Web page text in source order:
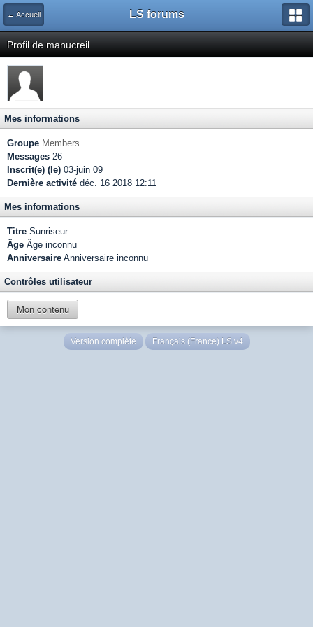
← Accueil LS forums
Profil de manucreil
Mes informations
Groupe Members
Messages 26
Inscrit(e) (le) 03-juin 09
Dernière activité déc. 16 2018 12:11
Mes informations
Titre Sunriseur
Âge Âge inconnu
Anniversaire Anniversaire inconnu
Contrôles utilisateur
Mon contenu
Version complète Français (France) LS v4